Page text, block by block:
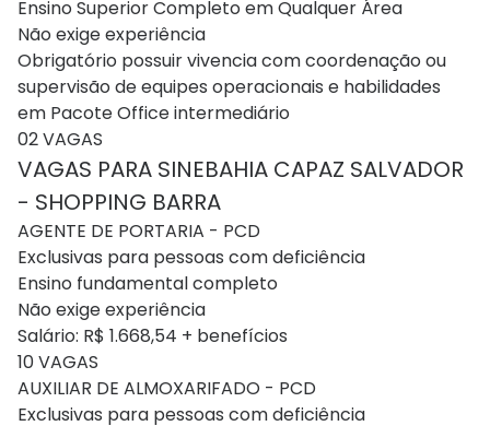
Ensino Superior Completo em Qualquer Área
Não exige experiência
Obrigatório possuir vivencia com coordenação ou
supervisão de equipes operacionais e habilidades
em Pacote Office intermediário
02 VAGAS
VAGAS PARA SINEBAHIA CAPAZ SALVADOR
- SHOPPING BARRA
AGENTE DE PORTARIA - PCD
Exclusivas para pessoas com deficiência
Ensino fundamental completo
Não exige experiência
Salário: R$ 1.668,54 + benefícios
10 VAGAS
AUXILIAR DE ALMOXARIFADO - PCD
Exclusivas para pessoas com deficiência